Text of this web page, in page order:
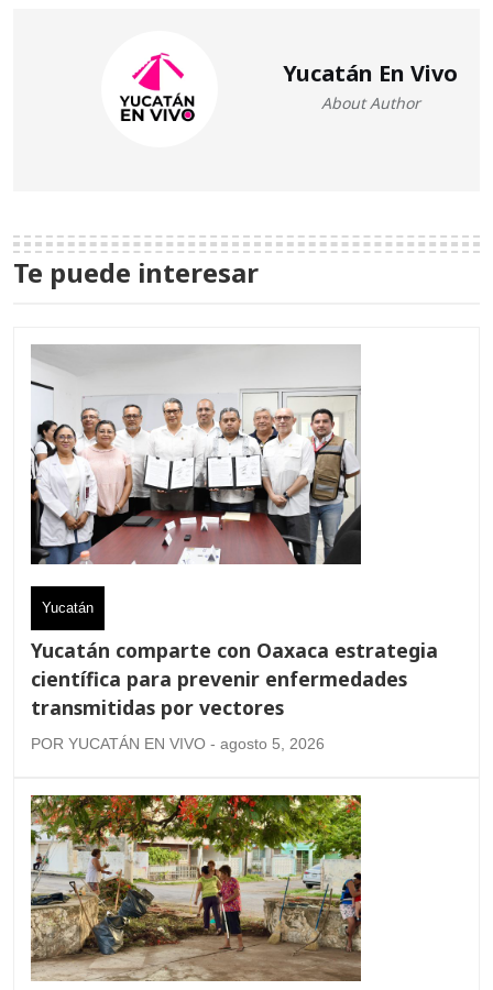
Yucatán En Vivo
About Author
Te puede interesar
Yucatán
Yucatán comparte con Oaxaca estrategia
científica para prevenir enfermedades
transmitidas por vectores
POR YUCATÁN EN VIVO - agosto 5, 2026